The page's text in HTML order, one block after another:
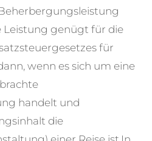
Leistung genügt für die
für
wenn es sich um eine
handelt und
die